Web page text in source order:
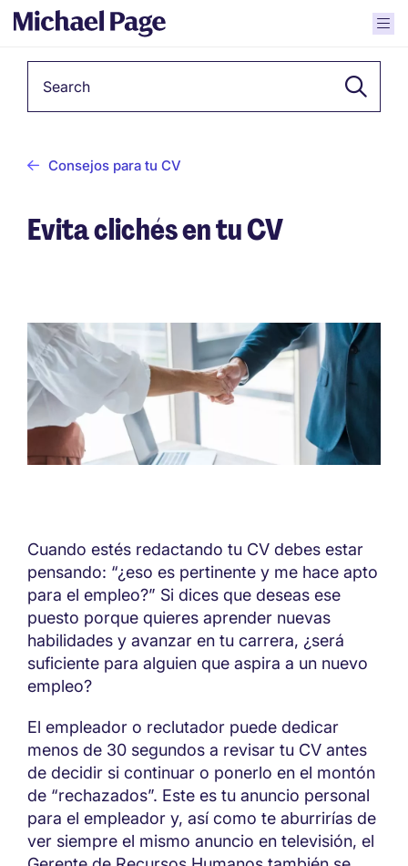
Consejos para tu CV
Evita clichés en tu CV
Cuando estés redactando tu CV debes estar
pensando: “¿eso es pertinente y me hace apto
para el empleo?” Si dices que deseas ese
puesto porque quieres aprender nuevas
habilidades y avanzar en tu carrera, ¿será
suficiente para alguien que aspira a un nuevo
empleo?
El empleador o reclutador puede dedicar
menos de 30 segundos a revisar tu CV antes
de decidir si continuar o ponerlo en el montón
de “rechazados”. Este es tu anuncio personal
para el empleador y, así como te aburrirías de
ver siempre el mismo anuncio en televisión, el